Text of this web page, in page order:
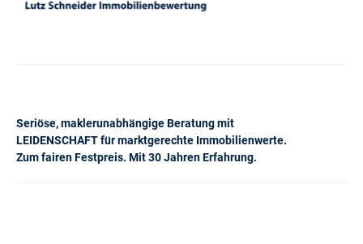
Seriöse, maklerunabhängige Beratung mit
LEIDENSCHAFT für marktgerechte Immobilienwerte.
Zum fairen Festpreis. Mit 30 Jahren Erfahrung.